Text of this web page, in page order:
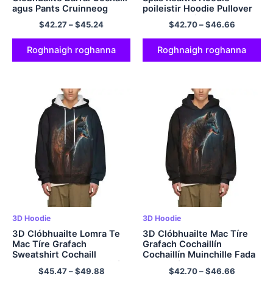
agus Pants Cruinneog
Hoodie Sets for Kids
$42.27–$45.24
Roghnaigh roghanna
poileistir Hoodie Pullover
Hoodie le póca d'fhir agus
do mhná
$42.70–$46.66
Roghnaigh roghanna
3D Hoodie
3D Clóbhuailte Lomra Te
Mac Tíre Grafach
Sweatshirt Cochaill
Muinchille Fada Cochaillín
Pullover
$45.47–$49.88
3D Hoodie
3D Clóbhuailte Mac Tíre
Grafach Cochaillín
Cochaillín Muinchille Fada
Cochaillín Pullover
$42.70–$46.66